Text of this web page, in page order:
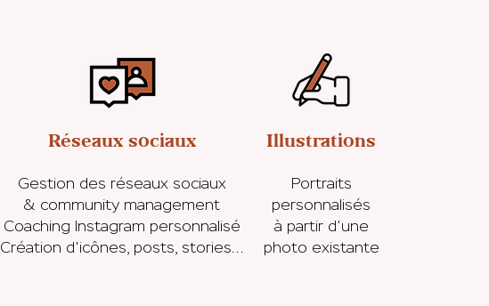
Réseaux sociaux
Gestion des réseaux sociaux
& community management
Coaching Instagram personnalisé
Création d'icônes, posts, stories...
Illustrations
Portraits
personnalisés
à partir d'une
photo existante